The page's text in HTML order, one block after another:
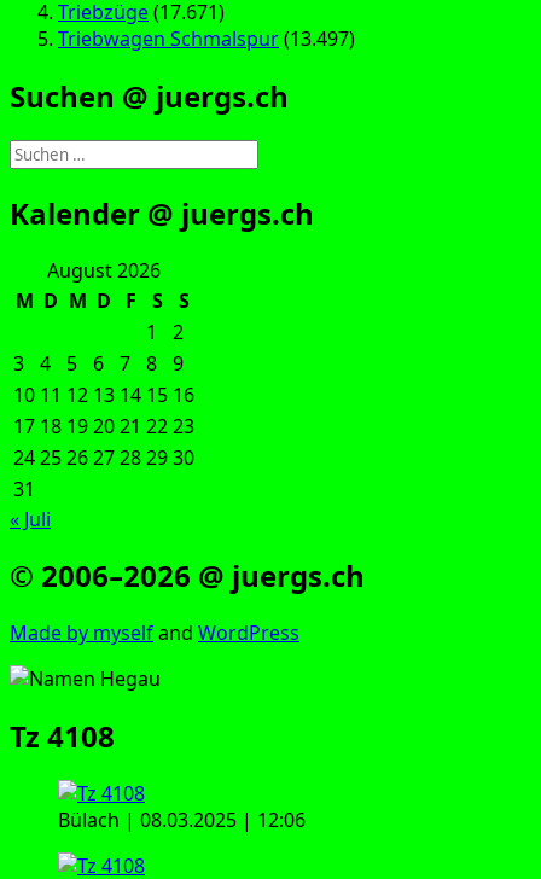
Triebzüge(17.671)
Triebwagen Schmalspur(13.497)
Suchen @ juergs.ch
Suchen
nach:
Kalender @ juergs.ch
August 2026
M D M D F S
S
1
2
3 4 5 6 7 8 9
10 11 12 13 14 15 16
17 18 192021 2223
24252627282930
31
« Juli
© 2006–2026 @ juergs.ch
Made by mys­elfand Word­Press
Tz 4108
Bülach | 08.03.2025 | 12:06